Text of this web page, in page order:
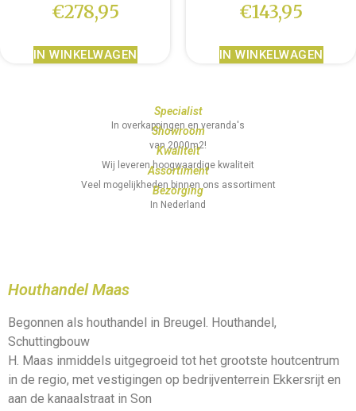
€278,95
IN WINKELWAGEN
€143,95
IN WINKELWAGEN
Specialist
In overkappingen en veranda's
Showroom
van 2000m2!
Kwaliteit
Wij leveren hoogwaardige kwaliteit
Assortiment
Veel mogelijkheden binnen ons assortiment
Bezorging
In Nederland
Houthandel Maas
Begonnen als houthandel in Breugel. Houthandel,
Schuttingbouw
H. Maas inmiddels uitgegroeid tot het grootste houtcentrum
in de regio, met vestigingen op bedrijventerrein Ekkersrijt en
aan de kanaalstraat in Son